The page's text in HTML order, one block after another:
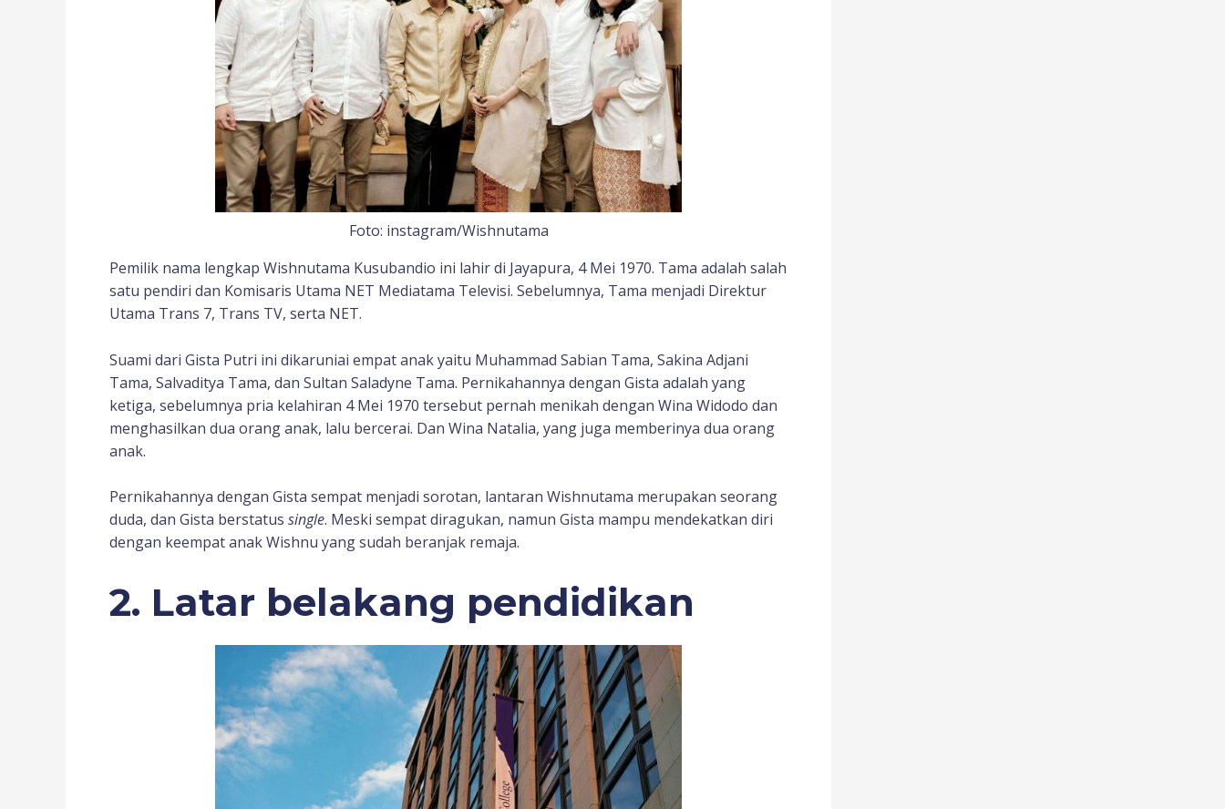
Foto: instagram/Wishnutama
Pemilik nama lengkap Wishnutama Kusubandio ini lahir di Jayapura, 4 Mei 1970. Tama adalah salah
satu pendiri dan Komisaris Utama NET Mediatama Televisi. Sebelumnya, Tama menjadi Direktur
Utama Trans 7, Trans TV, serta NET.
Suami dari Gista Putri ini dikaruniai empat anak yaitu Muhammad Sabian Tama, Sakina Adjani
Tama, Salvaditya Tama, dan Sultan Saladyne Tama. Pernikahannya dengan Gista adalah yang
ketiga, sebelumnya pria kelahiran 4 Mei 1970 tersebut pernah menikah dengan Wina Widodo dan
menghasilkan dua orang anak, lalu bercerai. Dan Wina Natalia, yang juga memberinya dua orang
anak.
Pernikahannya dengan Gista sempat menjadi sorotan, lantaran Wishnutama merupakan seorang
duda, dan Gista berstatus single. Meski sempat diragukan, namun Gista mampu mendekatkan diri
dengan keempat anak Wishnu yang sudah beranjak remaja.
2. Latar belakang pendidikan